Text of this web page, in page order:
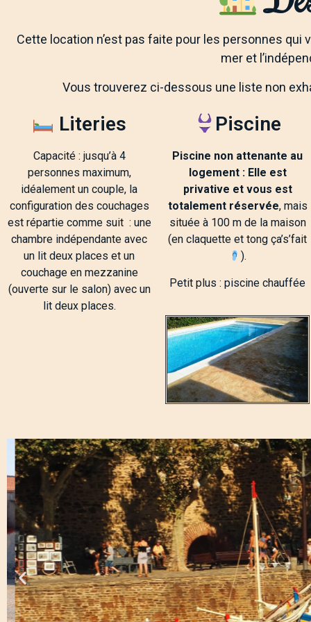
cuisine ouverte
Cette location n’est pas faite pour les personnes
mer et
Vous trouverez ci-dessous une liste non
Literies
Capacité : jusqu’à 4
personnes maximum,
idéalement un couple, la
configuration des couchages
est répartie comme suit : une
chambre indépendante avec
un lit deux places et un
couchage en mezzanine
(ouverte sur le salon) avec un
lit deux places.
Piscine
Piscine non attenante au
logement : Elle est
privative et vous est
totalement réservée, mais
située à 100 m de la maison
(en claquette et tong ça’s’fait
).
Petit plus : piscine chauffée